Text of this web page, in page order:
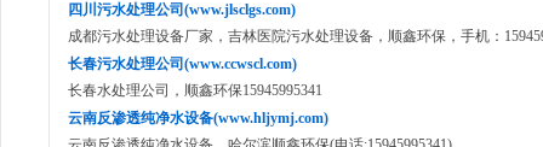
四川污水处理公司(www.jlsclgs.com)
成都污水处理设备厂家，吉林医院污水处理设备，顺鑫环保，手机：
长春污水处理公司(www.ccwscl.com)
长春水处理公司，顺鑫环保15945995341
云南反渗透纯净水设备(www.hljymj.com)